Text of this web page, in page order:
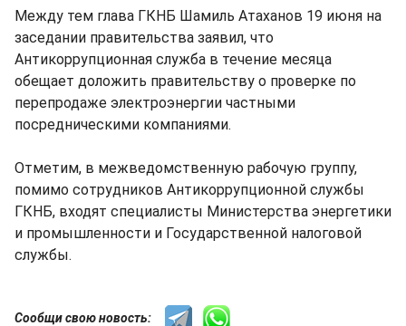
Между тем глава ГКНБ Шамиль Атаханов 19 июня на
заседании правительства заявил, что
Антикоррупционная служба в течение месяца
обещает доложить правительству о проверке по
перепродаже электроэнергии частными
посредническими компаниями.
Отметим, в межведомственную рабочую группу,
помимо сотрудников Антикоррупционной службы
ГКНБ, входят специалисты Министерства энергетики
и промышленности и Государственной налоговой
службы.
Сообщи свою новость: